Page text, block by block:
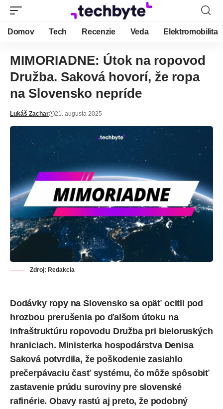
Domov Tech Recenzie Veda Elektromobilita
MIMORIADNE: Útok na ropovod
Družba. Saková hovorí, že ropa
na Slovensko nepríde
Lukáš Zachar 21. augusta 2025
Zdroj: Redakcia
Dodávky ropy na Slovensko sa opäť ocitli pod
hrozbou prerušenia po ďalšom útoku na
infraštruktúru ropovodu Družba pri bieloruských
hraniciach. Ministerka hospodárstva Denisa
Saková potvrdila, že poškodenie zasiahlo
prečerpávaciu časť systému, čo môže spôsobiť
zastavenie prúdu suroviny pre slovenské
rafinérie. Obavy rastú aj preto, že podobný